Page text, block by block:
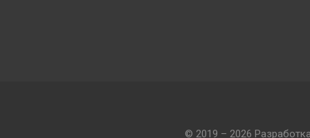
© 2019 – 2026